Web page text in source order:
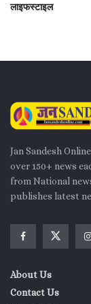
लाइफस्टाइल
Jan Sandesh
over 150+ news
from National
publishes latest
About Us
Contact Us